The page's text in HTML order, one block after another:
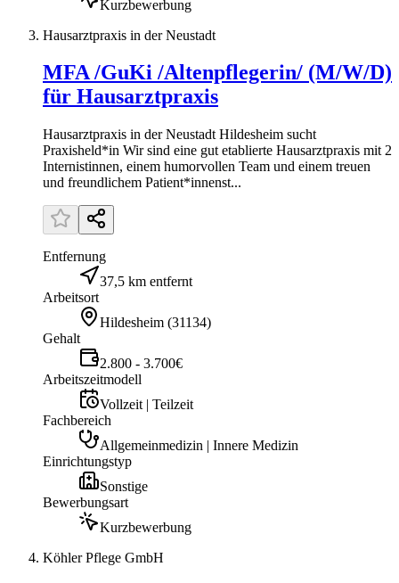
Kurzbewerbung
Hausarztpraxis in der Neustadt
MFA /GuKi /Altenpflegerin/ (M/W/D)
für Hausarztpraxis
Hausarztpraxis in der Neustadt Hildesheim sucht
Praxisheld*in Wir sind eine gut etablierte Hausarztpraxis mit 2
Internistinnen, einem humorvollen Team und einem treuen
und freundlichem Patient*innenst...
Entfernung
37,5 km entfernt
Arbeitsort
Hildesheim (31134)
Gehalt
2.800 - 3.700€
Arbeitszeitmodell
Vollzeit | Teilzeit
Fachbereich
Allgemeinmedizin | Innere Medizin
Einrichtungstyp
Sonstige
Bewerbungsart
Kurzbewerbung
Köhler Pflege GmbH